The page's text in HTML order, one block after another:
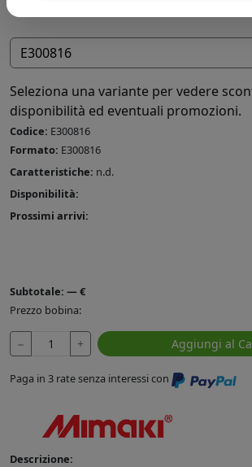
E300816
Seleziona una variante per vedere
disponibilità ed eventuali promozioni.
Codice: E300816
Formato: E300816
Caratteristiche: n.d.
Disponibilità:
Prossimi arrivi:
Subtotale: —€
Prezzo bobina:
− + Aggiungi al
Paga in 3 rate senza interessi con
Descrizione: